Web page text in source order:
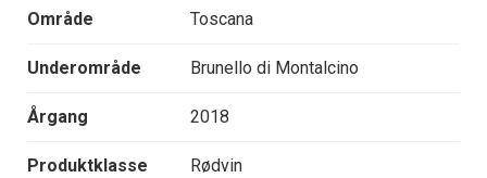
Område Toscana
Underområde Brunello di Montalcino
Årgang 2018
Produktklasse Rødvin